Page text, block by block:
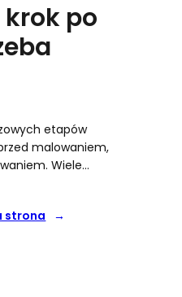
po
etapów
malowaniem,
Wiele…
strona →